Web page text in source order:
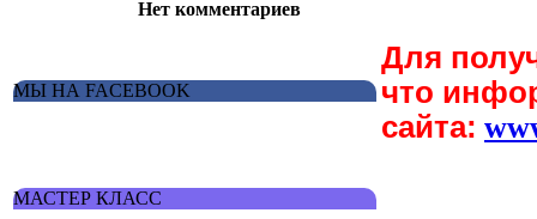
Нет комментариев
МЫ НА FACEBOOK
МАСТЕР КЛАСС
Для
что
сайта: